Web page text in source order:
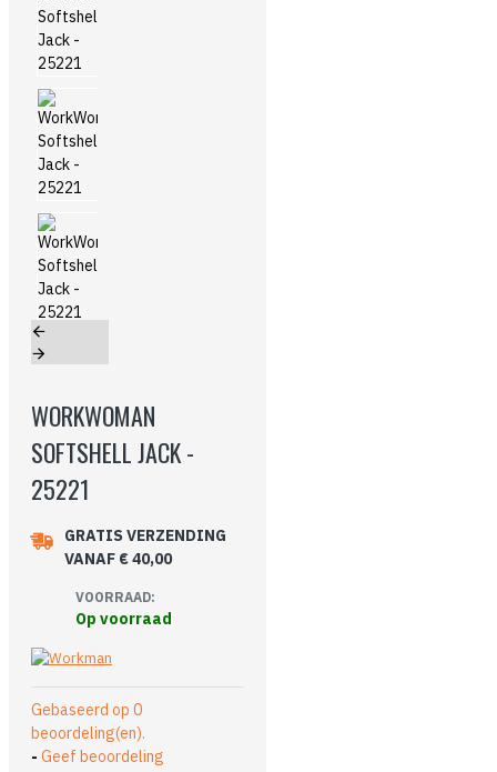
WORKWOMAN
SOFTSHELL JACK -
25221
GRATIS VERZENDING
VANAF € 40,00
VOORRAAD:
Op voorraad
Gebaseerd op 0
beoordeling(en).
- Geef beoordeling